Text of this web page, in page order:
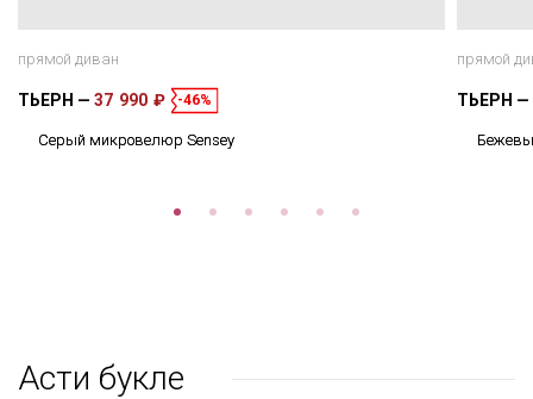
прямой диван
ТЬЕРН 37 990 ₽ -46%
Серый микровелюр Sensey
прямой
ТЬЕРН
Асти букле